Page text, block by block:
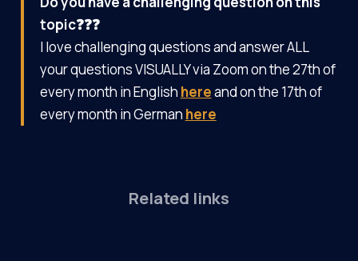
topic❓❓❓
I love challenging questions and answer ALL
your questions VISUALLY via Zoom on the 27th of
every month in English hereand on the 17th of
every month in German here
Related links